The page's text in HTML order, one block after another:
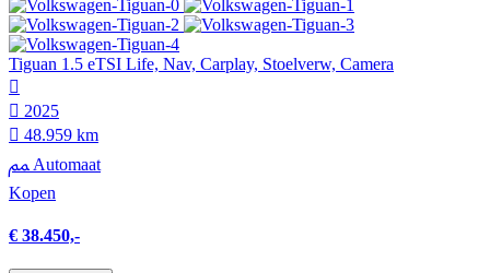
Tiguan 1.5 eTSI Life, Nav, Carplay, Stoelverw, Camera
2025
48.959 km
Automaat
Kopen
€ 38.450,-